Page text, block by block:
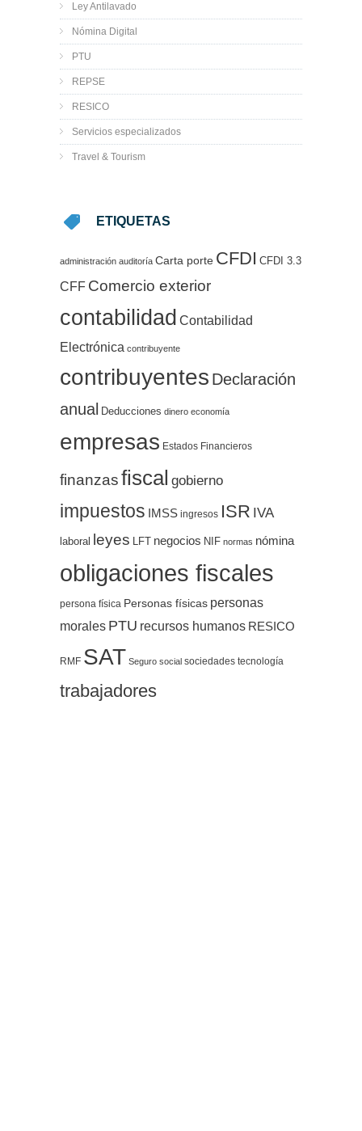
Ley Antilavado
Nómina Digital
PTU
REPSE
RESICO
Servicios especializados
Travel & Tourism
ETIQUETAS
administración auditoría Carta porte CFDI CFDI 3.3
CFF Comercio exterior
contabilidad Contabilidad
Electrónica contribuyente
contribuyentes Declaración
anual Deducciones dinero economía
empresas Estados Financieros
finanzasfiscal gobierno
impuestos IMSS ingresos ISR IVA
laboral leyes LFT negocios NIF normas nómina
obligaciones fiscales
persona física Personas físicas personas
morales PTU recursos humanos RESICO
RMF SAT Seguro social sociedades tecnología
trabajadores